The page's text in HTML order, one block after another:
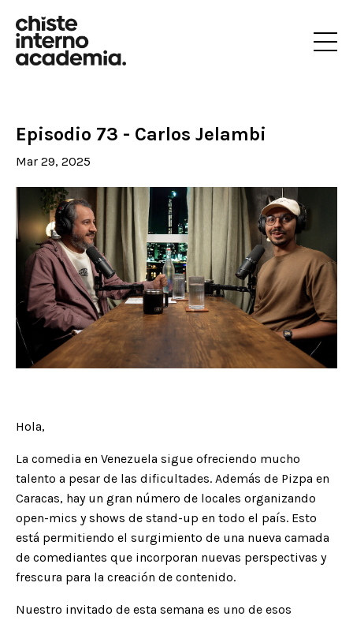
Episodio 73 - Carlos Jelambi
Mar 29, 2025
Hola,
La comedia en Venezuela sigue ofreciendo mucho
talento a pesar de las dificultades. Además de Pizpa en
Caracas, hay un gran número de locales organizando
open-mics y shows de stand-up en todo el país. Esto
está permitiendo el surgimiento de una nueva camada
de comediantes que incorporan nuevas perspectivas y
frescura para la creación de contenido.
Nuestro invitado de esta semana es uno de esos